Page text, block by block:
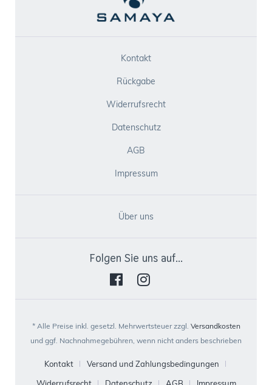
Kontakt
Rückgabe
Widerrufsrecht
Datenschutz
AGB
Impressum
Über uns
Folgen Sie uns auf...
* Alle Preise inkl. gesetzl. Mehrwertsteuer zzgl. Versandkosten
und ggf. Nachnahmegebühren, wenn nicht anders beschrieben
Kontakt
Versand und Zahlungsbedingungen